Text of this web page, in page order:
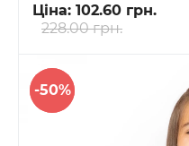
Ціна: 102.60 грн.
228.00 грн.
-50%